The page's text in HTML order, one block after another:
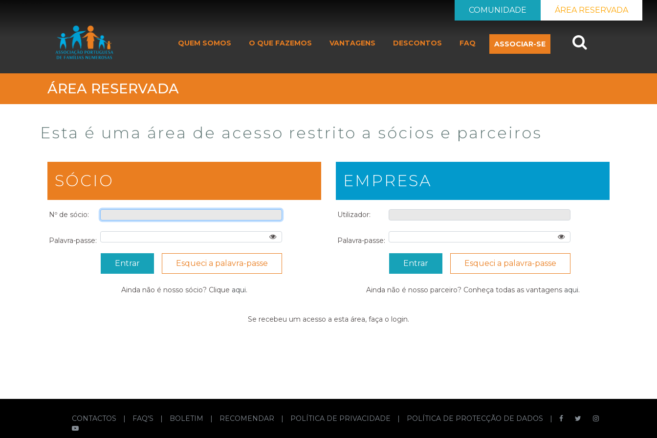
ÁREA RESERVADA
COMUNIDADE
QUEM SOMOS O QUE FAZEMOS VANTAGENS DESCONTOS FAQ ASSOCIAR-SE
ÁREA RESERVADA
Esta é uma área de acesso restrito a sócios e parceiros
SÓCIO
Nº de sócio:
Palavra-passe:
Esqueci a palavra-passe
Ainda não é nosso sócio? Clique aqui.
EMPRESA
Utilizador:
Palavra-passe:
Esqueci a palavra-passe
Ainda não é nosso parceiro? Conheça todas as vantagens aqui.
Se recebeu um acesso a esta área, faça o login.
CONTACTOS | FAQ'S | BOLETIM | RECOMENDAR | POLÍTICA DE PRIVACIDADE | POLÍTICA DE PROTECÇÃO DE DADOS |